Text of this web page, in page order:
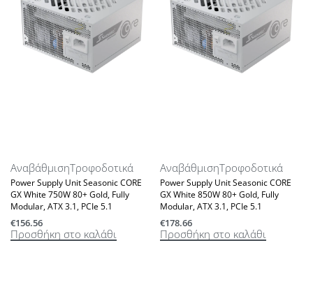
ΑναβάθμισηΤροφοδοτικά
Power Supply Unit Seasonic CORE
GX White 750W 80+ Gold, Fully
Modular, ATX 3.1, PCIe 5.1
€156.56
Προσθήκη στο καλάθι
ΑναβάθμισηΤροφοδοτικά
Power Supply Unit Seasonic CORE
GX White 850W 80+ Gold, Fully
Modular, ATX 3.1, PCIe 5.1
€178.66
Προσθήκη στο καλάθι